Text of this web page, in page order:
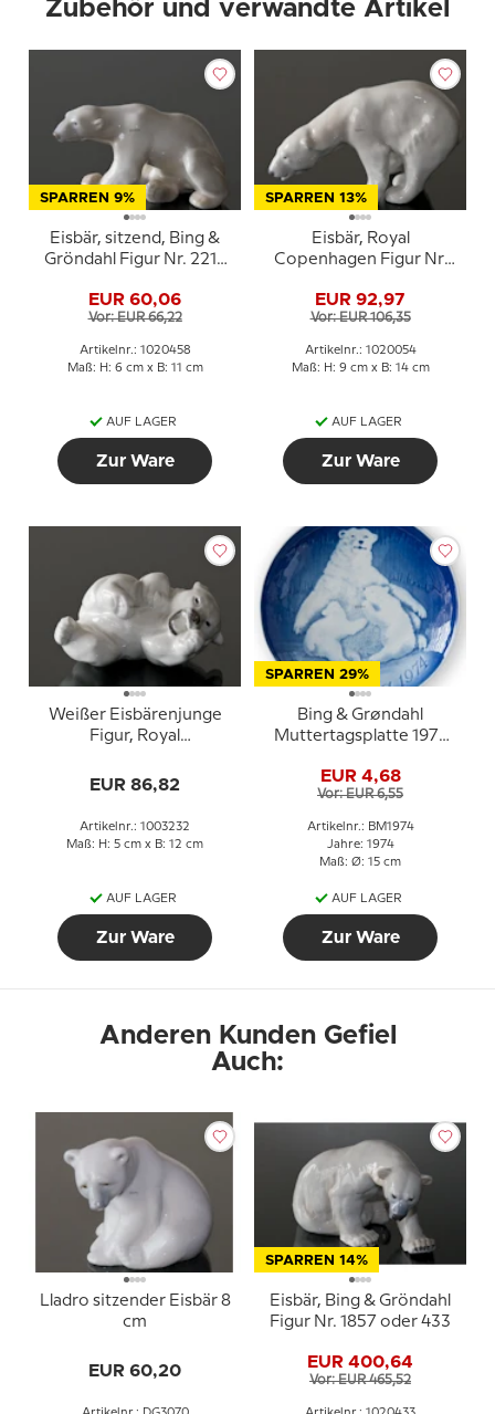
Zubehör und verwandte Artikel
SPARREN 9%
Eisbär, sitzend, Bing &
Gröndahl Figur Nr. 2217
EUR 60,06
Vor: EUR 66,22
Artikelnr.: 1020458
Maß: H: 6 cm x B: 11 cm
AUF LAGER
Zur Ware
SPARREN 13%
Eisbär, Royal
Copenhagen Figur Nr.
EUR 92,97
Vor: EUR 106,35
Artikelnr.: 1020054
Maß: H: 9 cm x B: 14 cm
AUF LAGER
Zur Ware
Weißer Eisbärenjunge
Figur, Royal
oder 232
EUR 86,82
Artikelnr.: 1003232
Maß: H: 5 cm x B: 12 cm
AUF LAGER
Zur Ware
SPARREN 29%
Bing & Grøndahl
Muttertagsplatte 1974
EUR 4,68
Vor: EUR 6,55
Artikelnr.: BM1974
Jahre: 1974
Maß: Ø: 15 cm
AUF LAGER
Zur Ware
Anderen Kunden Gefiel
Auch:
Lladro sitzender Eisbär 8
cm
EUR 60,20
SPARREN 14%
Eisbär, Bing & Gröndahl
Figur Nr. 1857 oder 433
EUR 400,64
Vor: EUR 465,52